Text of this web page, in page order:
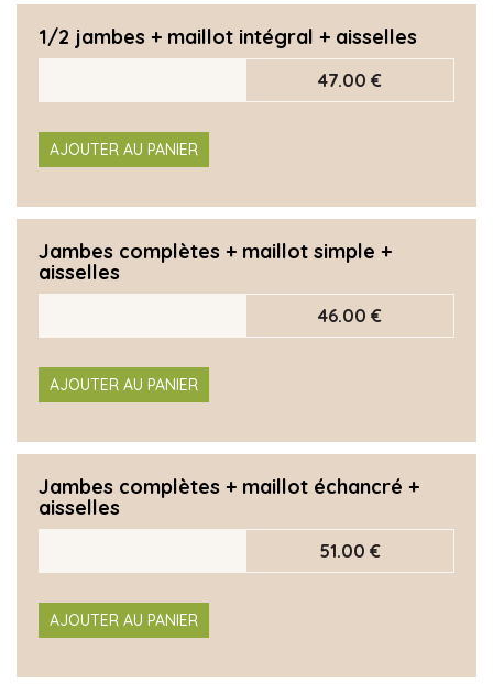
1/2 jambes + maillot intégral + aisselles
47.00 €
AJOUTER AU PANIER
Jambes complètes + maillot simple +
aisselles
46.00 €
AJOUTER AU PANIER
Jambes complètes + maillot échancré +
aisselles
51.00 €
AJOUTER AU PANIER